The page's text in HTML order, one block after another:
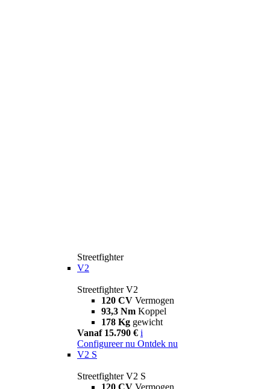
Streetfighter
V2
Streetfighter V2
120 CV Vermogen
93,3 Nm Koppel
178 Kg gewicht
Vanaf 15.790 € i
Configureer nu Ontdek nu
V2 S
Streetfighter V2 S
120 CV Vermogen